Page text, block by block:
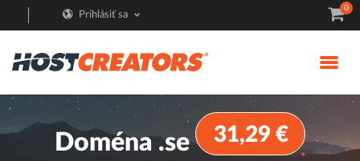
Prihlásiť sa
0
Doména .se 31,29 €